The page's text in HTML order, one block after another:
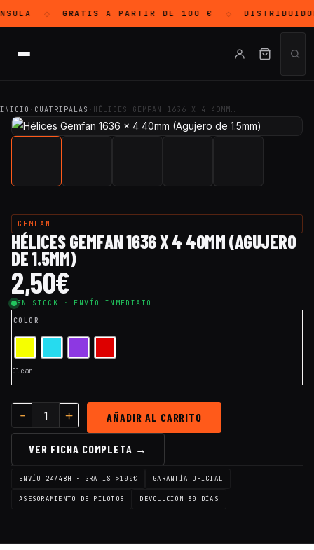
◇ GRATISA PARTIR DE 100 € ◇
INICIO · CUATRIPALAS · HÉLICES GEMFAN 1636 X 4 40MM…
GEMFAN
HÉLICES GEMFAN 1636 X 4 40MM (AGUJERO
DE 1.5MM)
2,50€
EN STOCK · ENVÍO INMEDIATO
COLOR
Clear
AÑADIR AL CARRITO
VER FICHA COMPLETA →
ENVÍO 24/48H · GRATIS >100€ GARANTÍA OFICIAL
ASESORAMIENTO DE PILOTOS DEVOLUCIÓN 30 DÍAS